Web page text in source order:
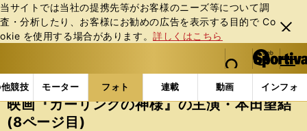
当サイトでは当社の提携先等がお客様のニーズ等について調
査・分析したり、お客様にお勧めの広告を表⽰する⽬的で Co
okie を使⽤する場合があります。詳しくはこちら
閉じ
る
web Sportiva (webスポルティーバ)
検索
マイペ
ー
ジ
メニュ
競技 モーター フォト 連載 動画 インフォ
b
ス
ポ
ル
フォトギャラリー スポーツビーナスギャラリー 映
映画『カーリングの神様』の主演・本田望結
(8ページ目)